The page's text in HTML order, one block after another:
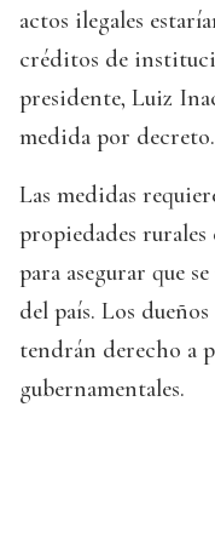
actos ilegales
créditos de
presidente, Luiz
medida por decreto.
Las medidas
propiedades
para asegurar que
del país. Los
tendrán derecho a
gubernamentales.